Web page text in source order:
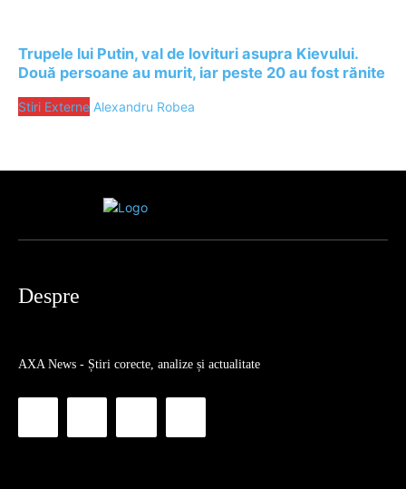
Trupele lui Putin, val de lovituri asupra Kievului.
Două persoane au murit, iar peste 20 au fost rănite
Stiri Externe Alexandru Robea
Despre
AXA News - Știri corecte, analize și actualitate